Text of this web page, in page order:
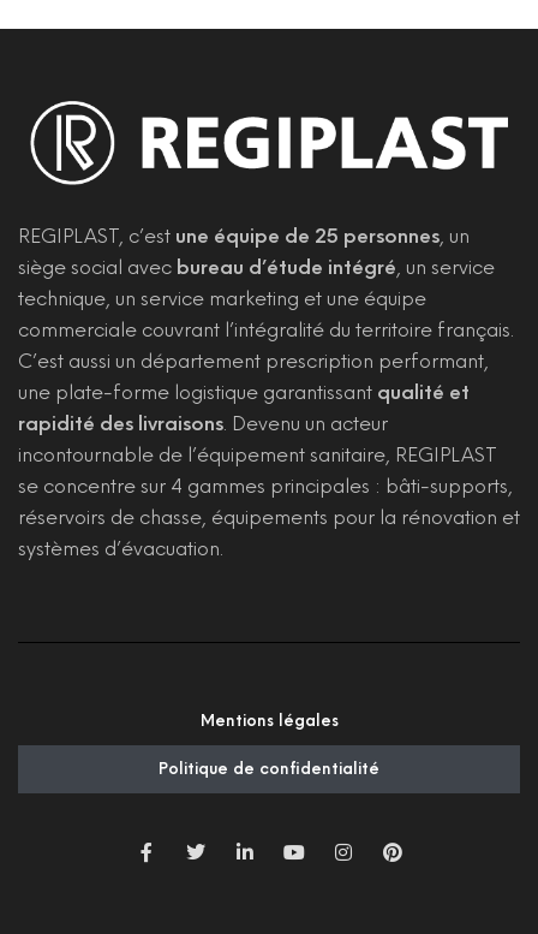
REGIPLAST, c’est une équipe de 25 personnes, un
siège social avec bureau d’étude intégré, un service
technique, un service marketing et une équipe
commerciale couvrant l’intégralité du territoire français.
C’est aussi un département prescription performant,
une plate-forme logistique garantissant qualité et
rapidité des livraisons. Devenu un acteur
incontournable de l’équipement sanitaire, REGIPLAST
se concentre sur 4 gammes principales : bâti-supports,
réservoirs de chasse, équipements pour la rénovation et
systèmes d’évacuation.
Mentions légales
Politique de confidentialité